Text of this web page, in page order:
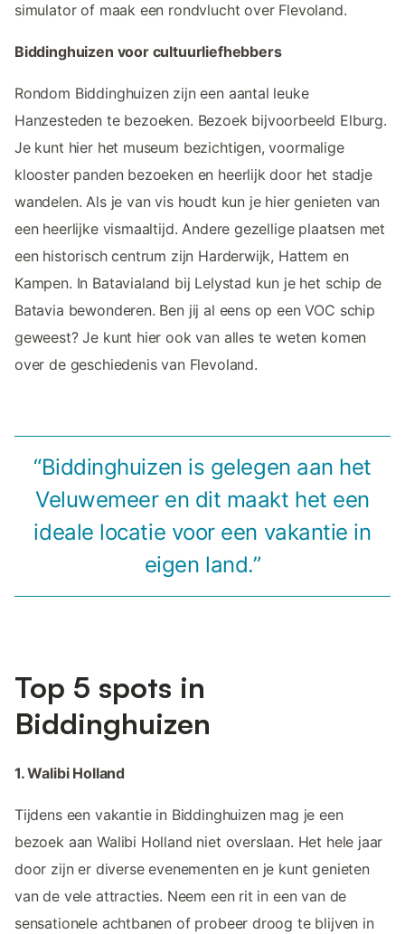
simulator of maak een rondvlucht over Flevoland.
Biddinghuizen voor cultuurliefhebbers
Rondom Biddinghuizen zijn een aantal leuke
Hanzesteden te bezoeken. Bezoek bijvoorbeeld Elburg.
Je kunt hier het museum bezichtigen, voormalige
klooster panden bezoeken en heerlijk door het stadje
wandelen. Als je van vis houdt kun je hier genieten van
een heerlijke vismaaltijd. Andere gezellige plaatsen met
een historisch centrum zijn Harderwijk, Hattem en
Kampen. In Batavialand bij Lelystad kun je het schip de
Batavia bewonderen. Ben jij al eens op een VOC schip
geweest? Je kunt hier ook van alles te weten komen
over de geschiedenis van Flevoland.
“Biddinghuizen is gelegen aan het
Veluwemeer en dit maakt het een
ideale locatie voor een vakantie in
eigen land.”
Top 5 spots in
Biddinghuizen
1. Walibi Holland
Tijdens een vakantie in Biddinghuizen mag je een
bezoek aan Walibi Holland niet overslaan. Het hele jaar
door zijn er diverse evenementen en je kunt genieten
van de vele attracties. Neem een rit in een van de
sensationele achtbanen of probeer droog te blijven in